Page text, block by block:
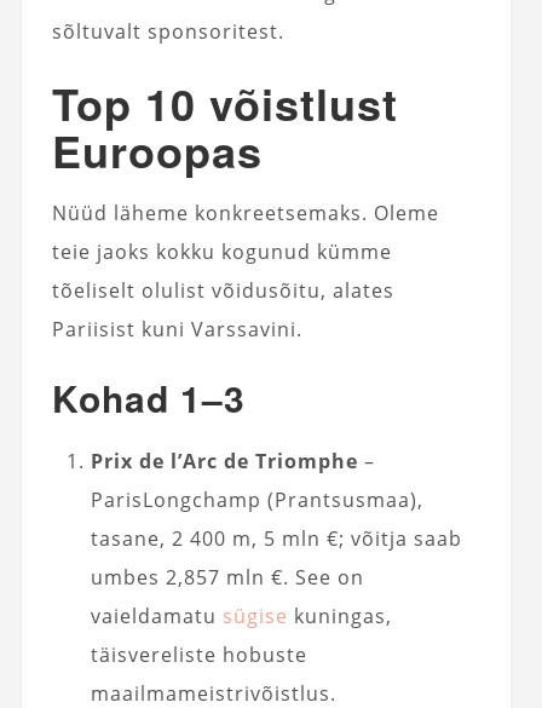
sõltuvalt sponsoritest.
Top 10 võistlust
Euroopas
Nüüd läheme konkreetsemaks. Oleme
teie jaoks kokku kogunud kümme
tõeliselt olulist võidusõitu, alates
Pariisist kuni Varssavini.
Kohad 1–3
Prix de l’Arc de Triomphe –
ParisLongchamp (Prantsusmaa),
tasane, 2 400 m, 5 mln €; võitja saab
umbes 2,857 mln €. See on
vaieldamatu sügise kuningas,
täisvereliste hobuste
maailmameistrivõistlus.